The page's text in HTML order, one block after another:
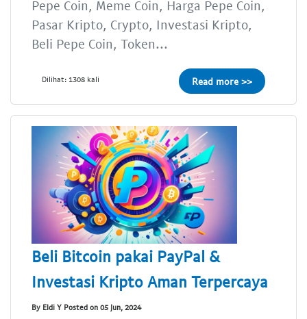
Pepe Coin, Meme Coin, Harga Pepe Coin,
Pasar Kripto, Crypto, Investasi Kripto,
Beli Pepe Coin, Token...
Dilihat: 1308 kali Read more >>
Beli Bitcoin pakai PayPal &
Investasi Kripto Aman Terpercaya
By Eldi Y Posted on 05 Jun, 2024